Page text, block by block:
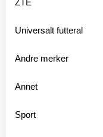
ZTE
Universalt futteral
Andre merker
Annet
Sport